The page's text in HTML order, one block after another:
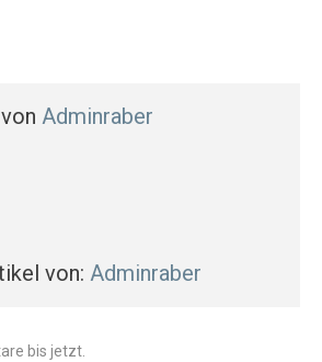
Adminraber
von: Adminraber
bis jetzt.